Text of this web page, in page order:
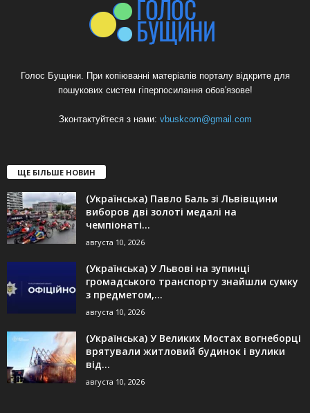
Голос Бущини. При копіюванні матеріалів порталу відкрите для
пошукових систем гіперпосилання обов'язове!
Зконтактуйтеся з нами: vbuskcom@gmail.com
ЩЕ БІЛЬШЕ НОВИН
(Українська) Павло Баль зі Львівщини
виборов дві золоті медалі на
чемпіонаті...
августа 10, 2026
(Українська) У Львові на зупинці
громадського транспорту знайшли сумку
з предметом,...
августа 10, 2026
(Українська) У Великих Мостах вогнеборці
врятували житловий будинок і вулики
від...
августа 10, 2026